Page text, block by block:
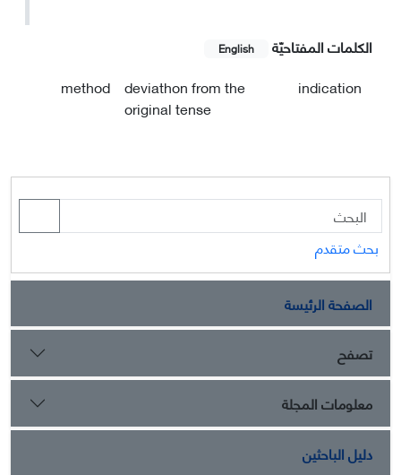
الکلمات المفتاحيّة English
method deviathon from the
original tense
indication
بحث متقدم
الصفحة الرئيسة
تصفح
معلومات المجلة
دليل الباحثين